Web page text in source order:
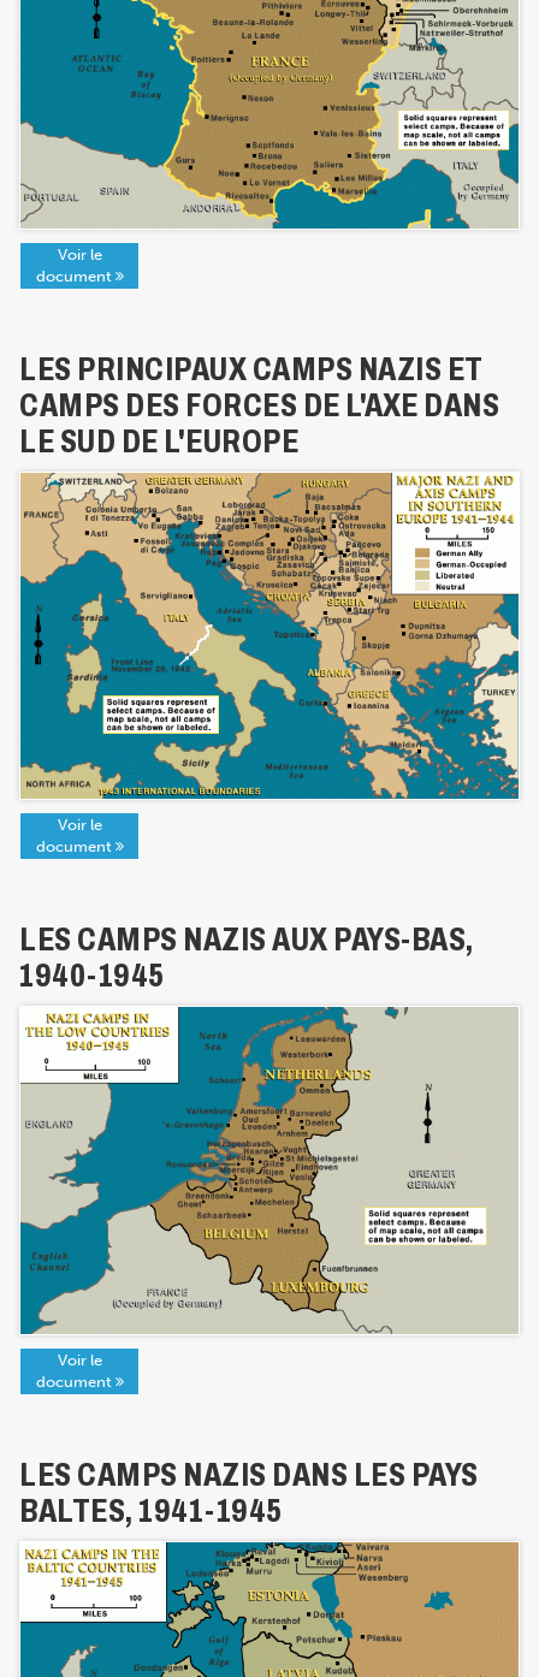
Voir le
document
LES PRINCIPAUX CAMPS NAZIS ET
CAMPS DES FORCES DE L'AXE DANS
LE SUD DE L'EUROPE
Voir le
document
LES CAMPS NAZIS AUX PAYS-BAS,
1940-1945
Voir le
document
LES CAMPS NAZIS DANS LES PAYS
BALTES, 1941-1945